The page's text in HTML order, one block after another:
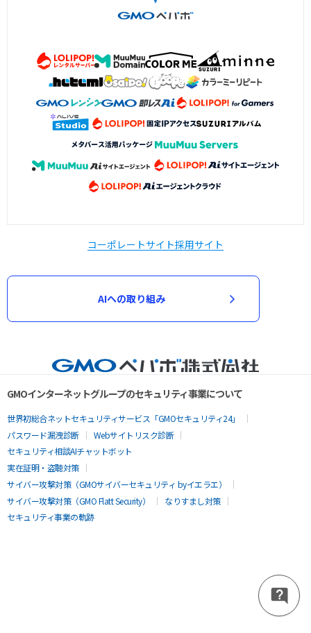
コーポレートサイト採用サイト
AIへの取り組み
GMOインターネットグループのセキュリティ事業について
世界初総合ネットセキュリティサービス「GMOセキュリティ24」
パスワード漏洩診断
Webサイトリスク診断
セキュリティ相談AIチャットボット
実在証明・盗聴対策
サイバー攻撃対策（GMOサイバーセキュリティ byイエラエ）
サイバー攻撃対策（GMO Flatt Security）
なりすまし対策
セキュリティ事業の軌跡